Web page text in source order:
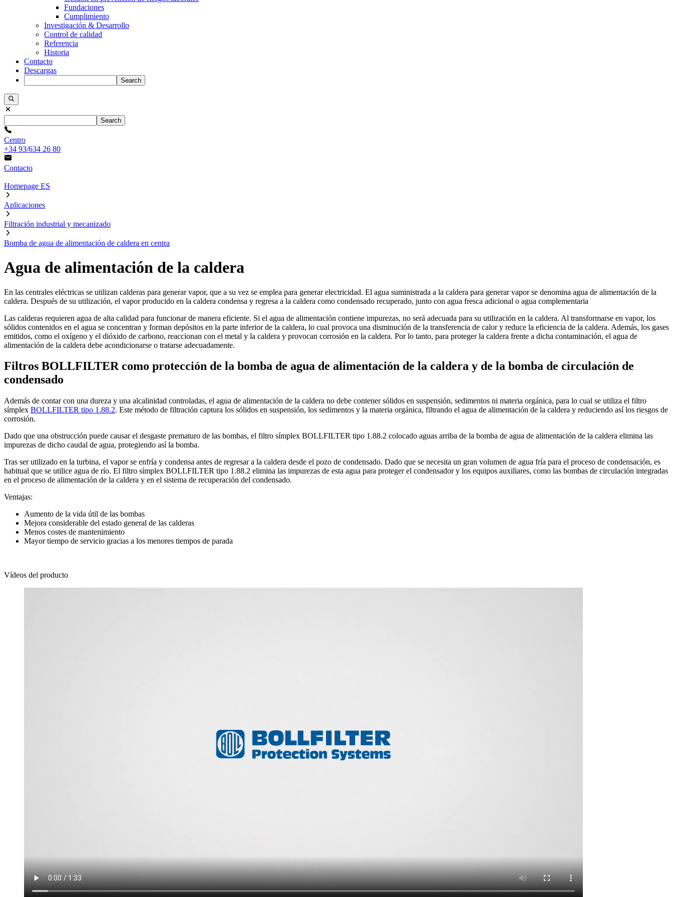
Fundaciones
Cumplimiento
Investigación & Desarrollo
Control de calidad
Referencia
Historia
Contacto
Descargas
Search
Search
Centro
+34 93/634 26 80
Contacto
Homepage ES
Aplicaciones
Filtración industrial y mecanizado
Bomba de agua de alimentación de caldera en centra
Agua de alimentación de la caldera
En las centrales eléctricas se utilizan calderas para generar vapor, que a su vez se emplea para generar electricidad. El agua suministrada a la caldera para generar vapor se denomina agua de alimentación de la
caldera. Después de su utilización, el vapor producido en la caldera condensa y regresa a la caldera como condensado recuperado, junto con agua fresca adicional o agua complementaria
Las calderas requieren agua de alta calidad para funcionar de manera eficiente. Si el agua de alimentación contiene impurezas, no será adecuada para su utilización en la caldera. Al transformarse en vapor, los
sólidos contenidos en el agua se concentran y forman depósitos en la parte inferior de la caldera, lo cual provoca una disminución de la transferencia de calor y reduce la eficiencia de la caldera. Además, los gases
emitidos, como el oxígeno y el dióxido de carbono, reaccionan con el metal y la caldera y provocan corrosión en la caldera. Por lo tanto, para proteger la caldera frente a dicha contaminación, el agua de
alimentación de la caldera debe acondicionarse o tratarse adecuadamente.
Filtros BOLLFILTER como protección de la bomba de agua de alimentación de la caldera y de la bomba de circulación de
condensado
Además de contar con una dureza y una alcalinidad controladas, el agua de alimentación de la caldera no debe contener sólidos en suspensión, sedimentos ni materia orgánica, para lo cual se utiliza el filtro
símplex BOLLFILTER tipo 1.88.2. Este método de filtración captura los sólidos en suspensión, los sedimentos y la materia orgánica, filtrando el agua de alimentación de la caldera y reduciendo así los riesgos de
corrosión.
Dado que una obstrucción puede causar el desgaste prematuro de las bombas, el filtro símplex BOLLFILTER tipo 1.88.2 colocado aguas arriba de la bomba de agua de alimentación de la caldera elimina las
impurezas de dicho caudal de agua, protegiendo así la bomba.
Tras ser utilizado en la turbina, el vapor se enfría y condensa antes de regresar a la caldera desde el pozo de condensado. Dado que se necesita un gran volumen de agua fría para el proceso de condensación, es
habitual que se utilice agua de río. El filtro símplex BOLLFILTER tipo 1.88.2 elimina las impurezas de esta agua para proteger el condensador y los equipos auxiliares, como las bombas de circulación integradas
en el proceso de alimentación de la caldera y en el sistema de recuperación del condensado.
Ventajas:
Aumento de la vida útil de las bombas
Mejora considerable del estado general de las calderas
Menos costes de mantenimiento
Mayor tiempo de servicio gracias a los menores tiempos de parada
Vídeos del producto